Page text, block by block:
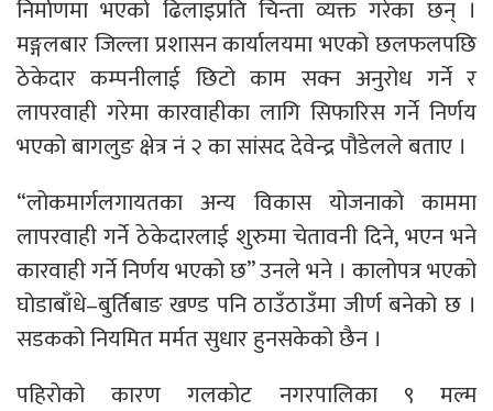
निर्माणमा भएको ढिलाइप्रति चिन्ता व्यक्त गरेका छन् ।
मङ्गलबार जिल्ला प्रशासन कार्यालयमा भएको छलफलपछि
ठेकेदार कम्पनीलाई छिटो काम सक्न अनुरोध गर्ने र
लापरवाही गरेमा कारवाहीका लागि सिफारिस गर्ने निर्णय
भएको बागलुङ क्षेत्र नं २ का सांसद देवेन्द्र पौडेलले बताए ।
“लोकमार्गलगायतका अन्य विकास योजनाको काममा
लापरवाही गर्ने ठेकेदारलाई शुरुमा चेतावनी दिने, भएन भने
कारवाही गर्ने निर्णय भएको छ” उनले भने । कालोपत्र भएको
घोडाबाँधे–बुर्तिबाङ खण्ड पनि ठाउँठाउँमा जीर्ण बनेको छ ।
सडकको नियमित मर्मत सुधार हुनसकेको छैन ।
पहिरोको कारण गलकोट नगरपालिका ९ मल्म